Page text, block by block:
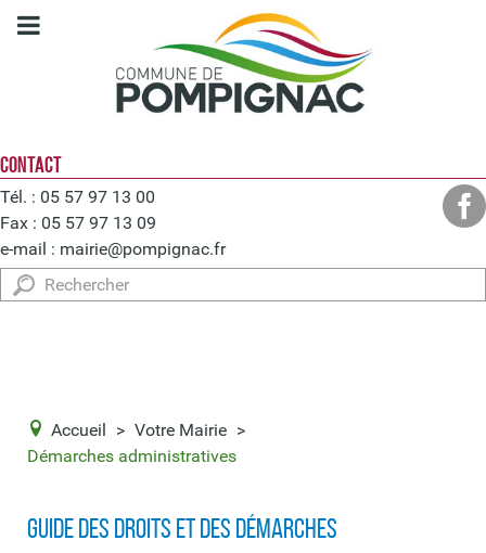
CONTACT
Tél. : 05 57 97 13 00
Fax : 05 57 97 13 09
e-mail : mairie@pompignac.fr
Rechercher
Accueil > Votre Mairie >
Démarches administratives
Guide des droits et des démarches